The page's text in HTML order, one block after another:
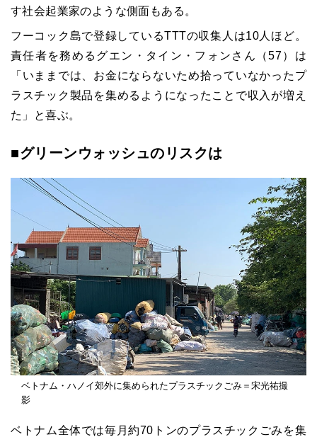
す社会起業家のような側面もある。
フーコック島で登録しているTTTの収集人は10人ほど。
責任者を務めるグエン・タイン・フォンさん（57）は
「いままでは、お金にならないため拾っていなかったプ
ラスチック製品を集めるようになったことで収入が増え
た」と喜ぶ。
■グリーンウォッシュのリスクは
ベトナム・ハノイ郊外に集められたプラスチックごみ＝宋光祐撮
影
ベトナム全体では毎月約70トンのプラスチックごみを集